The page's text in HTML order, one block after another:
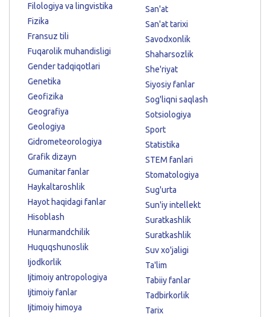
Filologiya va lingvistika
Fizika
Fransuz tili
Fuqarolik muhandisligi
Gender tadqiqotlari
Genetika
Geofizika
Geografiya
Geologiya
Gidrometeorologiya
Grafik dizayn
Gumanitar fanlar
Haykaltaroshlik
Hayot haqidagi fanlar
Hisoblash
Hunarmandchilik
Huquqshunoslik
Ijodkorlik
Ijtimoiy antropologiya
Ijtimoiy fanlar
Ijtimoiy himoya
San'at
San'at tarixi
Savodxonlik
Shaharsozlik
She'riyat
Siyosiy fanlar
Sog'liqni saqlash
Sotsiologiya
Sport
Statistika
STEM fanlari
Stomatologiya
Sug'urta
Sun'iy intellekt
Suratkashlik
Suratkashlik
Suv xo'jaligi
Ta'lim
Tabiiy fanlar
Tadbirkorlik
Tarix